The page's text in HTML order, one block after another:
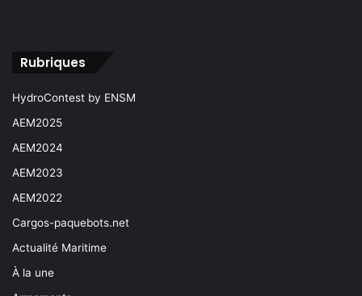
Rubriques
HydroContest by ENSM
AEM2025
AEM2024
AEM2023
AEM2022
Cargos-paquebots.net
Actualité Maritime
À la une